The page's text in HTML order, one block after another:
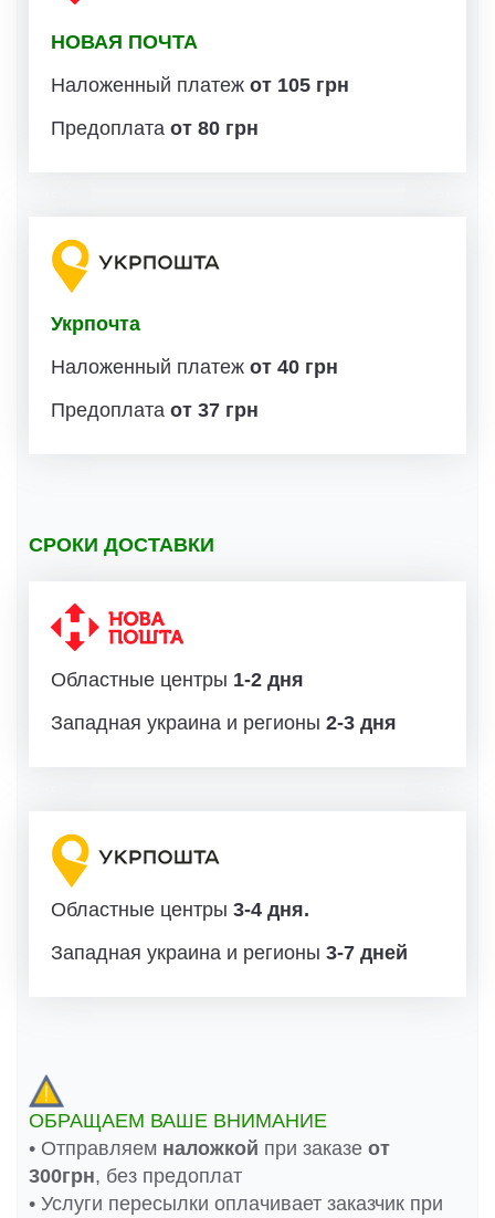
НОВАЯ ПОЧТА
Наложенный платеж от 105 грн
Предоплата от 80 грн
Укрпочта
Наложенный платеж от 40 грн
Предоплата от 37 грн
СРОКИ ДОСТАВКИ
Областные центры 1-2 дня
Западная украина и регионы 2-3 дня
Областные центры 3-4 дня.
Западная украина и регионы 3-7 дней
ОБРАЩАЕМ ВАШЕ ВНИМАНИЕ
• Отправляем наложкой при заказе от
300грн, без предоплат
• Услуги пересылки оплачивает заказчик при